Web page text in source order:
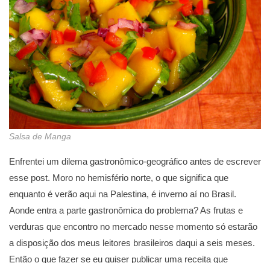
Salsa de Manga
Enfrentei um dilema gastronômico-geográfico antes de escrever
esse post. Moro no hemisfério norte, o que significa que
enquanto é verão aqui na Palestina, é inverno aí no Brasil.
Aonde entra a parte gastronômica do problema? As frutas e
verduras que encontro no mercado nesse momento só estarão
a disposição dos meus leitores brasileiros daqui a seis meses.
Então o que fazer se eu quiser publicar uma receita que